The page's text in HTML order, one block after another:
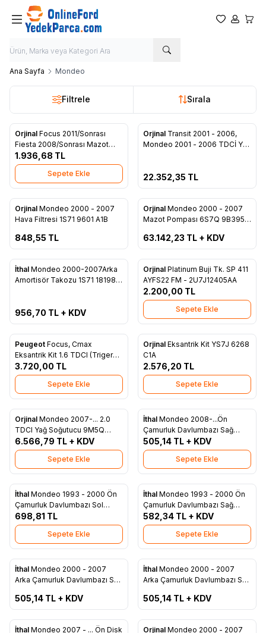
Favorilerim
Hesabım
Ana Sayfa Mondeo
Filtrele Sırala
Favorilere Ekle
Orjinal Focus 2011/Sonrası
Fiesta 2008/Sonrası Mazot
Filtresi Elemanı AV6Q 9D410
AA
1.936,68 TL
Sepete Ekle
Favorilere Ekle
Tükendi
Orjinal Transit 2001 - 2006,
Mondeo 2001 - 2006 TDCİ Yağ
22.352,35 TL
Favorilere Ekle
Orjinal Mondeo 2000 - 2007
Hava Filtresi 1S71 9601 A1B
848,55 TL
Favorilere Ekle
Tükendi
Orjinal Mondeo 2000 - 2007
Mazot Pompası 6S7Q 9B395
63.142,23 TL + KDV
Favorilere Ekle
İthal Mondeo 2000-2007Arka
Amortisör Takozu 1S71 18198
956,70 TL + KDV
Favorilere Ekle
Orjinal Platinum Buji Tk. SP 411
AYFS22 FM - 2U7J12405AA
2.200,00 TL
Sepete Ekle
Favorilere Ekle
Peugeot Focus, Cmax
Eksantrik Kit 1.6 TDCI (Triger
Seti) 3M5Q 8A615 AA
3.720,00 TL
Sepete Ekle
Favorilere Ekle
Orjinal Eksantrik Kit YS7J 6268
C1A
2.576,20 TL
Sepete Ekle
Favorilere Ekle
Orjinal Mondeo 2007-... 2.0
TDCI Yağ Soğutucu 9M5Q
6L625 AA
6.566,79 TL + KDV
Sepete Ekle
Favorilere Ekle
İthal Mondeo 2008-...Ön
Çamurluk Davlumbazı Sağ
7S71 A16114 AH
505,14 TL + KDV
Sepete Ekle
Favorilere Ekle
İthal Mondeo 1993 - 2000 Ön
Çamurluk Davlumbazı Sol
96BG 16115 AH
698,81 TL
Sepete Ekle
Favorilere Ekle
İthal Mondeo 1993 - 2000 Ön
Çamurluk Davlumbazı Sağ
96BG 16114 AG
582,34 TL + KDV
Sepete Ekle
Favorilere Ekle
İthal Mondeo 2000 - 2007
Arka Çamurluk Davlumbazı Sol
505,14 TL + KDV
Favorilere Ekle
Tükendi
İthal Mondeo 2000 - 2007
Arka Çamurluk Davlumbazı Sağ
505,14 TL + KDV
İthal Mondeo 2007 - ... Ön Disk
Tükendi
Orjinal Mondeo 2000 - 2007